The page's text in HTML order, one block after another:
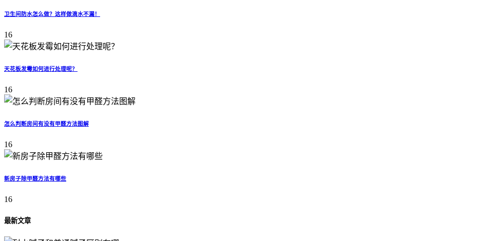
卫生间防水怎么做？这样做滴水不漏！
16
天花板发霉如何进行处理呢？
16
怎么判断房间有没有甲醛方法图解
16
新房子除甲醛方法有哪些
16
最新文章